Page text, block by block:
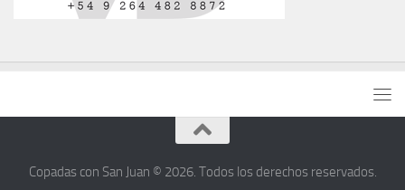
Copadas con San Juan © 2026. Todos los derechos reservados.